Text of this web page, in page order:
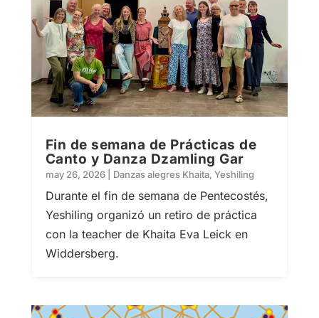
Fin de semana de Prácticas de
Canto y Danza Dzamling Gar
may 26, 2026| Danzas alegres Khaita, Yeshiling
Durante el fin de semana de Pentecostés,
Yeshiling organizó un retiro de práctica
con la teacher de Khaita Eva Leick en
Widdersberg.